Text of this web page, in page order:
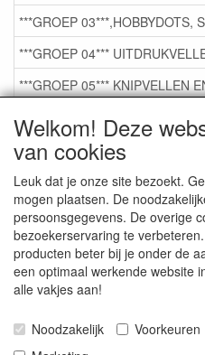
Welkom! Deze
van cookies
Leuk dat je onze site bezoekt.
mogen plaatsen. De
persoonsgegevens. De overige
bezoekerservaring te
producten beter bij je onder de
een optimaal werkende website
alle vakjes aan!
Noodzakelijk Voorkeuren
***GROEP 03***,HOBBYDOTS,
***GROEP 04***
***GROEP 05*** KNIPVELLEN
***GROEP 06*** TAPE/LIJM
***GROEP 07*** KAARTEN
***GROEP 08*** TEKENEN EN
***GROEP 09*** KRALEN EN
***GROEP 10***
Service
Artikelgroepen